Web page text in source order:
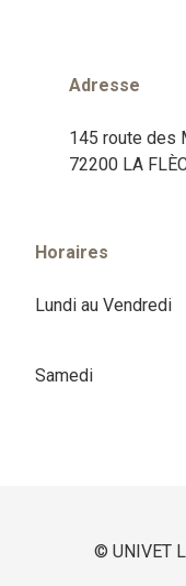
Adresse
145 route des
72200 LA
Horaires
Lundi au Vendredi
Samedi
© UNIVET